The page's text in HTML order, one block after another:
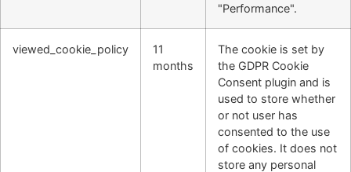
"Performance".
viewed_cookie_policy
11
months
The cookie is set by
the GDPR Cookie
Consent plugin and is
used to store whether
or not user has
consented to the use
of cookies. It does not
store any personal